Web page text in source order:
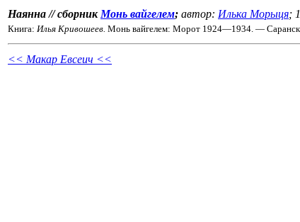
Наянна // сборник Монь вайгелем; автор: Илька Морыця;
Книга: Илья Кривошеев. Монь вайгелем: Морот 1924—1934. —
<< Макар Евсеич <<